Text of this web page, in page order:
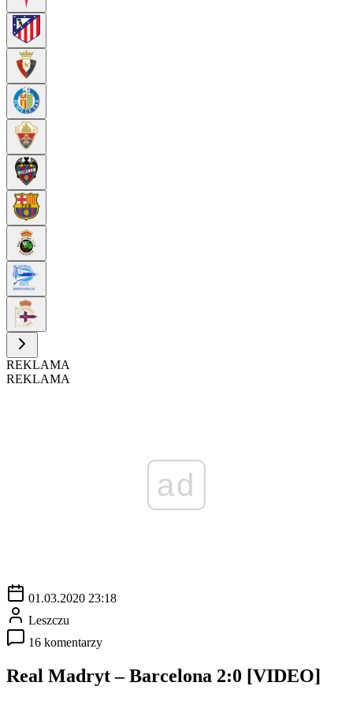
REKLAMA
REKLAMA
ad
01.03.2020 23:18
Leszczu
16 komentarzy
Real Madryt – Barcelona 2:0 [VIDEO]